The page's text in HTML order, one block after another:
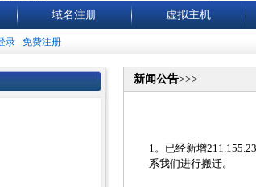
域名注册 虚拟主机
录 免费注册
新闻公告>>>
1。已经新增
系我们进行搬迁。